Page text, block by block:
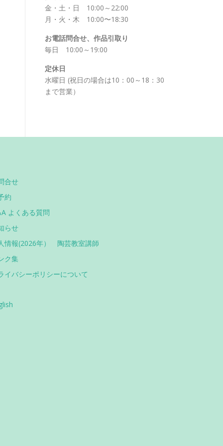
金・土・日 10:00～22:00
月・火・木 10:00〜18:30
お電話問合せ、作品引取り
毎日 10:00～19:00
定休日
水曜日 (祝日の場合は10：00～18：30
まで営業）
合せ
約
よくある質問
らせ
情報(2026年） 陶芸教室講師
ク集
イバシーポリシーについて